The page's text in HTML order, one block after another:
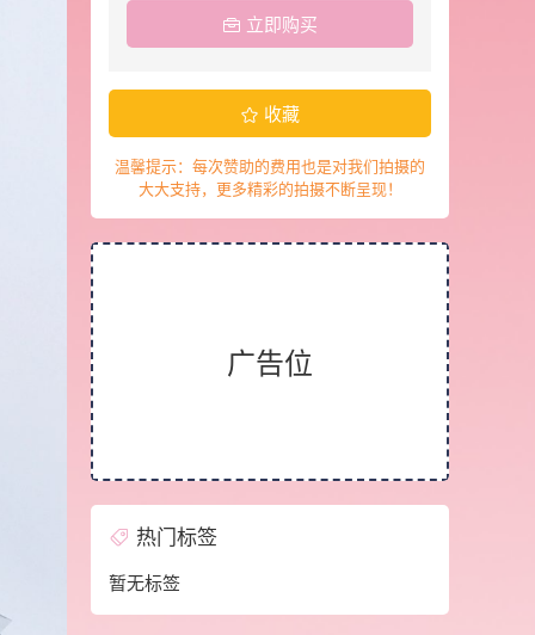
立即购买
收藏
温馨提示：每次赞助的费用也是对我们拍摄的
大大支持，更多精彩的拍摄不断呈现！
广告位
热门标签
暂无标签